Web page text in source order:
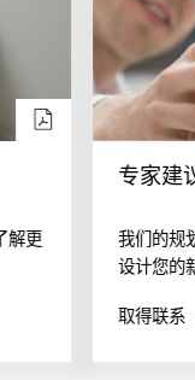
解更
专家建
我们的规
设计您的
取得联系